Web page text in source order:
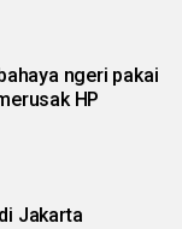
ngeri pakai
HP
Jakarta